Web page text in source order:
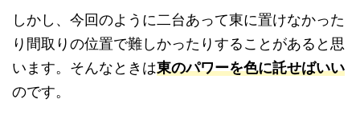
しかし、今回のように二台あって東に置けなかった
り間取りの位置で難しかったりすることがあると思
います。そんなときは東のパワーを色に託せばいい
のです。